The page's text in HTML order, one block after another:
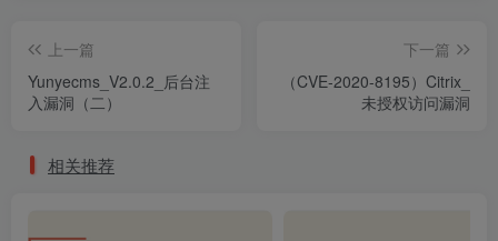
上一篇
Yunyecms_V2.0.2_后台注
入漏洞（二）
下一篇
（CVE-2020-8195）Citrix_
未授权访问漏洞
相关推荐